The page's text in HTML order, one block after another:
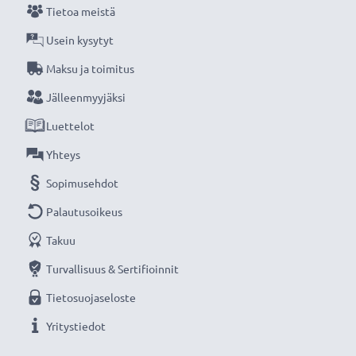
Tietoa meistä
Usein kysytyt
Maksu ja toimitus
Jälleenmyyjäksi
Luettelot
Yhteys
Sopimusehdot
Palautusoikeus
Takuu
Turvallisuus & Sertifioinnit
Tietosuojaseloste
Yritystiedot